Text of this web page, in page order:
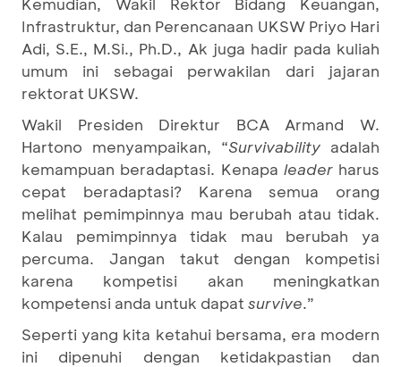
Infrastruktur, dan Perencanaan UKSW Priyo Hari
Adi, S.E., M.Si., Ph.D., Ak juga hadir pada kuliah
umum ini sebagai perwakilan dari jajaran
rektorat UKSW.
Wakil Presiden Direktur BCA Armand W.
Hartono menyampaikan, “Survivability adalah
kemampuan beradaptasi. Kenapa leader harus
cepat beradaptasi? Karena semua orang
melihat pemimpinnya mau berubah atau tidak.
Kalau pemimpinnya tidak mau berubah ya
percuma. Jangan takut dengan kompetisi
karena kompetisi akan meningkatkan
kompetensi anda untuk dapat survive.”
Seperti yang kita ketahui bersama, era modern
ini dipenuhi dengan ketidakpastian dan